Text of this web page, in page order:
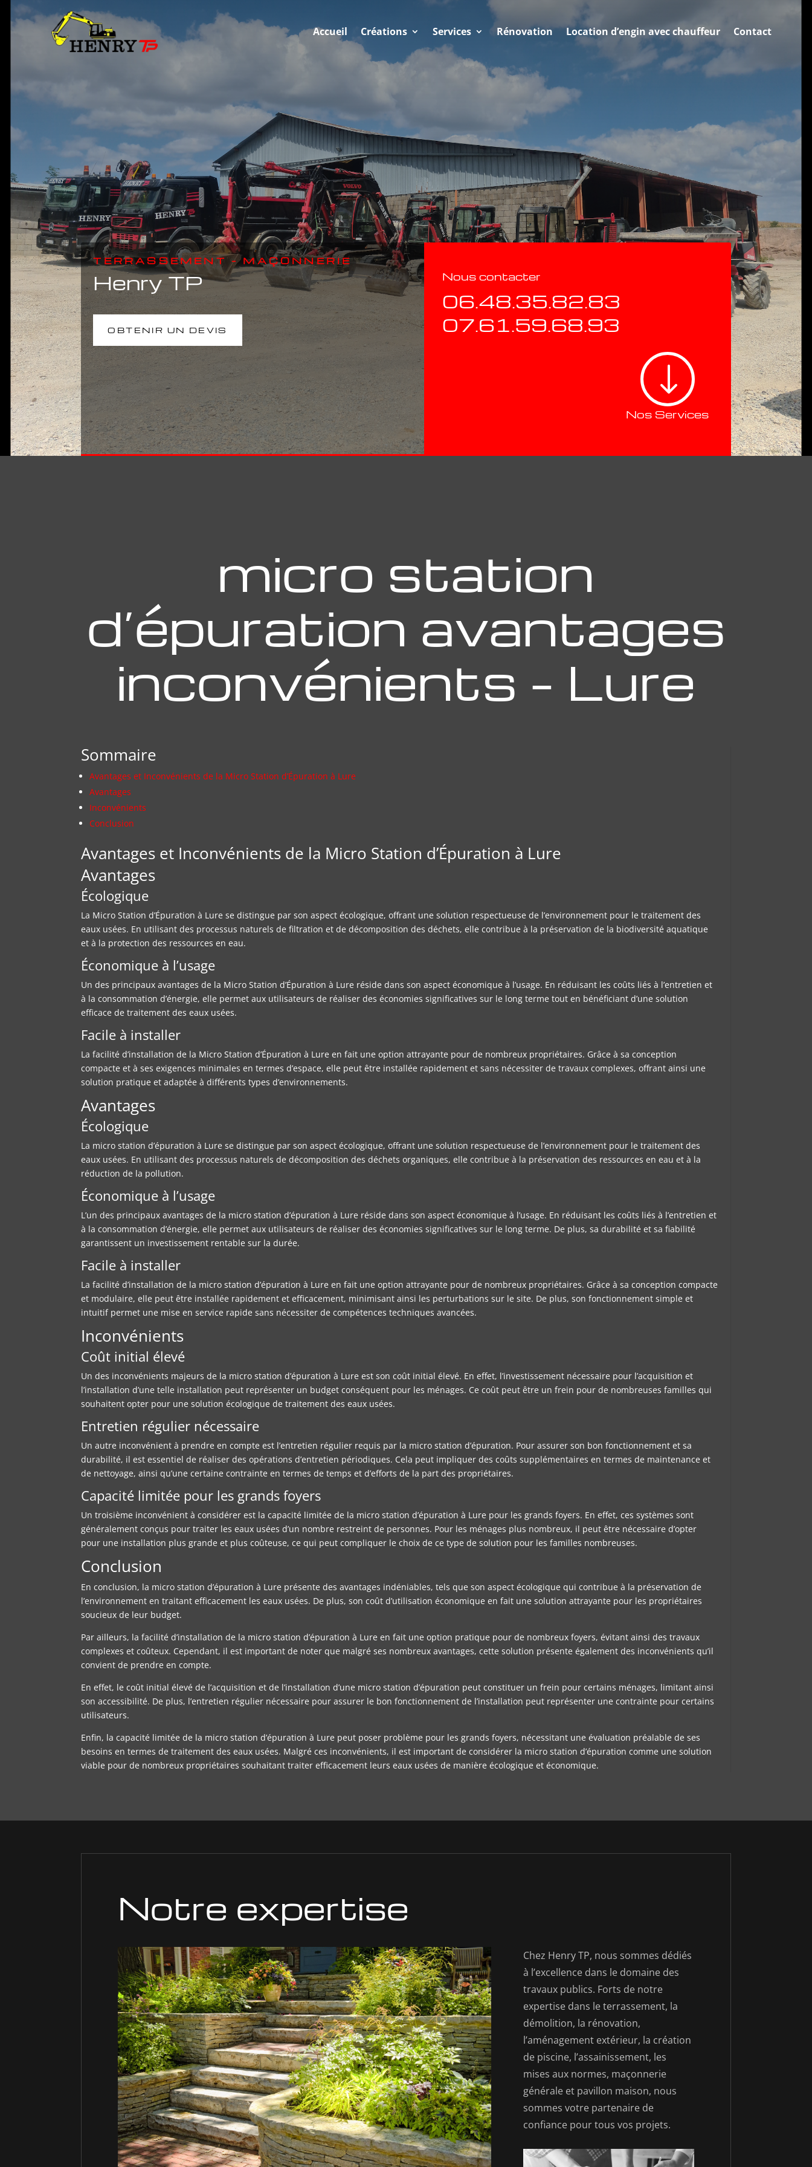
Accueil Créations Services Rénovation Location d’engin avec chauffeur Contact
TERRASSEMENT – MAÇONNERIE
Henry TP
OBTENIR UN DEVIS
Nous contacter
06.48.35.82.83
07.61.59.68.93
"
Nos Services
micro station
d’épuration avantages
inconvénients – Lure
Sommaire
Avantages et Inconvénients de la Micro Station d’Épuration à Lure
Avantages
Inconvénients
Conclusion
Avantages et Inconvénients de la Micro Station d’Épuration à Lure
Avantages
Écologique
La Micro Station d’Épuration à Lure se distingue par son aspect écologique, offrant une solution respectueuse de l’environnement pour le traitement des
eaux usées. En utilisant des processus naturels de filtration et de décomposition des déchets, elle contribue à la préservation de la biodiversité aquatique
et à la protection des ressources en eau.
Économique à l’usage
Un des principaux avantages de la Micro Station d’Épuration à Lure réside dans son aspect économique à l’usage. En réduisant les coûts liés à l’entretien et
à la consommation d’énergie, elle permet aux utilisateurs de réaliser des économies significatives sur le long terme tout en bénéficiant d’une solution
efficace de traitement des eaux usées.
Facile à installer
La facilité d’installation de la Micro Station d’Épuration à Lure en fait une option attrayante pour de nombreux propriétaires. Grâce à sa conception
compacte et à ses exigences minimales en termes d’espace, elle peut être installée rapidement et sans nécessiter de travaux complexes, offrant ainsi une
solution pratique et adaptée à différents types d’environnements.
Avantages
Écologique
La micro station d’épuration à Lure se distingue par son aspect écologique, offrant une solution respectueuse de l’environnement pour le traitement des
eaux usées. En utilisant des processus naturels de décomposition des déchets organiques, elle contribue à la préservation des ressources en eau et à la
réduction de la pollution.
Économique à l’usage
L’un des principaux avantages de la micro station d’épuration à Lure réside dans son aspect économique à l’usage. En réduisant les coûts liés à l’entretien et
à la consommation d’énergie, elle permet aux utilisateurs de réaliser des économies significatives sur le long terme. De plus, sa durabilité et sa fiabilité
garantissent un investissement rentable sur la durée.
Facile à installer
La facilité d’installation de la micro station d’épuration à Lure en fait une option attrayante pour de nombreux propriétaires. Grâce à sa conception compacte
et modulaire, elle peut être installée rapidement et efficacement, minimisant ainsi les perturbations sur le site. De plus, son fonctionnement simple et
intuitif permet une mise en service rapide sans nécessiter de compétences techniques avancées.
Inconvénients
Coût initial élevé
Un des inconvénients majeurs de la micro station d’épuration à Lure est son coût initial élevé. En effet, l’investissement nécessaire pour l’acquisition et
l’installation d’une telle installation peut représenter un budget conséquent pour les ménages. Ce coût peut être un frein pour de nombreuses familles qui
souhaitent opter pour une solution écologique de traitement des eaux usées.
Entretien régulier nécessaire
Un autre inconvénient à prendre en compte est l’entretien régulier requis par la micro station d’épuration. Pour assurer son bon fonctionnement et sa
durabilité, il est essentiel de réaliser des opérations d’entretien périodiques. Cela peut impliquer des coûts supplémentaires en termes de maintenance et
de nettoyage, ainsi qu’une certaine contrainte en termes de temps et d’efforts de la part des propriétaires.
Capacité limitée pour les grands foyers
Un troisième inconvénient à considérer est la capacité limitée de la micro station d’épuration à Lure pour les grands foyers. En effet, ces systèmes sont
généralement conçus pour traiter les eaux usées d’un nombre restreint de personnes. Pour les ménages plus nombreux, il peut être nécessaire d’opter
pour une installation plus grande et plus coûteuse, ce qui peut compliquer le choix de ce type de solution pour les familles nombreuses.
Conclusion
En conclusion, la micro station d’épuration à Lure présente des avantages indéniables, tels que son aspect écologique qui contribue à la préservation de
l’environnement en traitant efficacement les eaux usées. De plus, son coût d’utilisation économique en fait une solution attrayante pour les propriétaires
soucieux de leur budget.
Par ailleurs, la facilité d’installation de la micro station d’épuration à Lure en fait une option pratique pour de nombreux foyers, évitant ainsi des travaux
complexes et coûteux. Cependant, il est important de noter que malgré ses nombreux avantages, cette solution présente également des inconvénients qu’il
convient de prendre en compte.
En effet, le coût initial élevé de l’acquisition et de l’installation d’une micro station d’épuration peut constituer un frein pour certains ménages, limitant ainsi
son accessibilité. De plus, l’entretien régulier nécessaire pour assurer le bon fonctionnement de l’installation peut représenter une contrainte pour certains
utilisateurs.
Enfin, la capacité limitée de la micro station d’épuration à Lure peut poser problème pour les grands foyers, nécessitant une évaluation préalable de ses
besoins en termes de traitement des eaux usées. Malgré ces inconvénients, il est important de considérer la micro station d’épuration comme une solution
viable pour de nombreux propriétaires souhaitant traiter efficacement leurs eaux usées de manière écologique et économique.
Notre expertise
Chez Henry TP, nous sommes dédiés
à l’excellence dans le domaine des
travaux publics. Forts de notre
expertise dans le terrassement, la
démolition, la rénovation,
l’aménagement extérieur, la création
de piscine, l’assainissement, les
mises aux normes, maçonnerie
générale et pavillon maison, nous
sommes votre partenaire de
confiance pour tous vos projets.